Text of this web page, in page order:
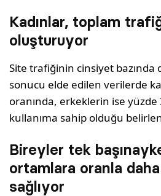
Kadınlar, toplam
oluşturuyor
Site trafiğinin cinsiyet bazında
sonucu elde edilen verilerde
oranında, erkeklerin ise yüzde
kullanıma sahip olduğu
Bireyler tek
ortamlara oranla
sağlıyor